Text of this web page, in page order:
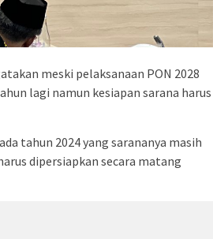
meski pelaksanaan PON 2028
lagi namun kesiapan sarana harus
tahun 2024 yang sarananya masih
dipersiapkan secara matang